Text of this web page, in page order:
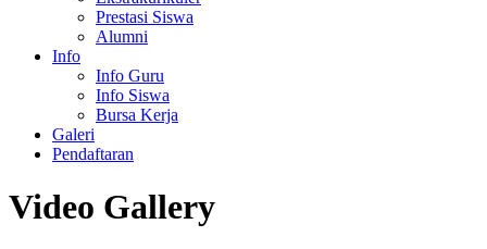
Prestasi Siswa
Alumni
Info
Info Guru
Info Siswa
Bursa Kerja
Galeri
Pendaftaran
Video Gallery